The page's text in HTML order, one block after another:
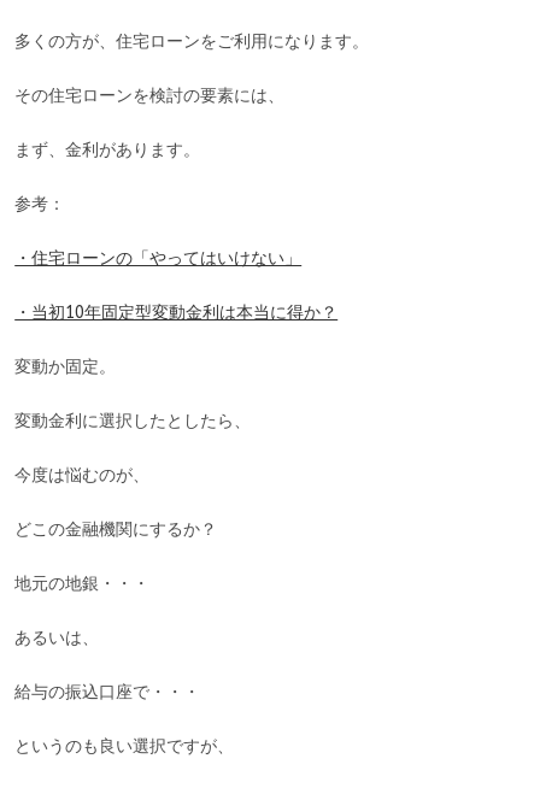
多くの方が、住宅ローンをご利用になります。
その住宅ローンを検討の要素には、
まず、金利があります。
参考：
・住宅ローンの「やってはいけない」
・当初10年固定型変動金利は本当に得か？
変動か固定。
変動金利に選択したとしたら、
今度は悩むのが、
どこの金融機関にするか？
地元の地銀・・・
あるいは、
給与の振込口座で・・・
というのも良い選択ですが、